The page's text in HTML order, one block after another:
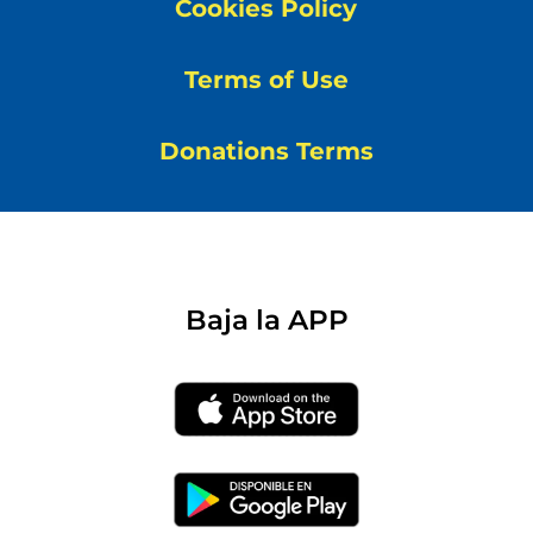
Cookies Policy
Terms of Use
Donations Terms
Baja la APP